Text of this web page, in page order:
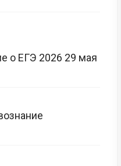
о ЕГЭ 2026 29 мая